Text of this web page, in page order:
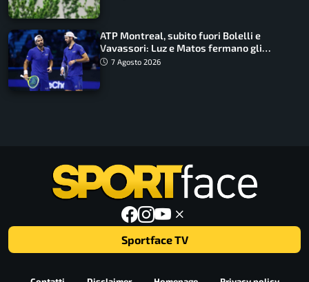
ATP Montreal, subito fuori Bolelli e
Vavassori: Luz e Matos fermano gli
azzurri
7 Agosto 2026
Sportface TV